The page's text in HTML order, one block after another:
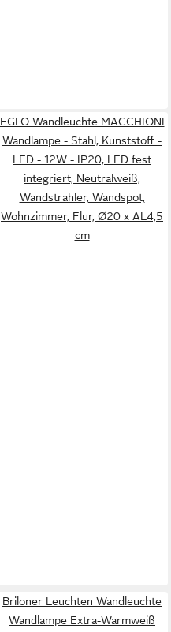
EGLO Wandleuchte MACCHIONI
Wandlampe - Stahl, Kunststoff -
LED - 12W - IP20, LED fest
integriert, Neutralweiß,
Wandstrahler, Wandspot,
Wohnzimmer, Flur, Ø20 x AL4,5
cm
Briloner Leuchten Wandleuchte
Wandlampe Extra-Warmweiß